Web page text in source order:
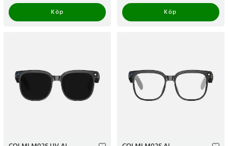
Köp
Köp